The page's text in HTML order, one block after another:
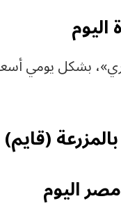
بشكل يومي
(قايم)
اليوم